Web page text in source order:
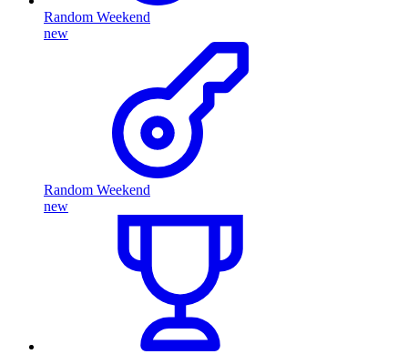
Random Weekend
new
Random Weekend
new